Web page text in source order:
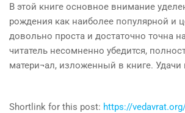
В этой книге основное внимание
рождения как наиболее популярной и
довольно проста и достаточно точна
читатель несомненно убедится,
матери¬ал, изложенный в книге. Удачи
Shortlink for this post: https://